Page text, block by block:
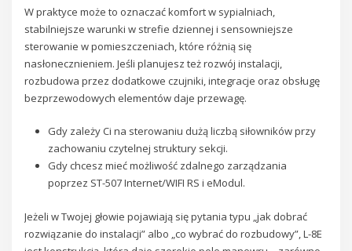
W praktyce może to oznaczać komfort w sypialniach,
stabilniejsze warunki w strefie dziennej i sensowniejsze
sterowanie w pomieszczeniach, które różnią się
nasłonecznieniem. Jeśli planujesz też rozwój instalacji,
rozbudowa przez dodatkowe czujniki, integracje oraz obsługę
bezprzewodowych elementów daje przewagę.
Gdy zależy Ci na sterowaniu dużą liczbą siłowników przy
zachowaniu czytelnej struktury sekcji.
Gdy chcesz mieć możliwość zdalnego zarządzania
poprzez ST-507 Internet/WIFI RS i eModul.
Jeżeli w Twojej głowie pojawiają się pytania typu „jak dobrać
rozwiązanie do instalacji” albo „co wybrać do rozbudowy”, L-8E